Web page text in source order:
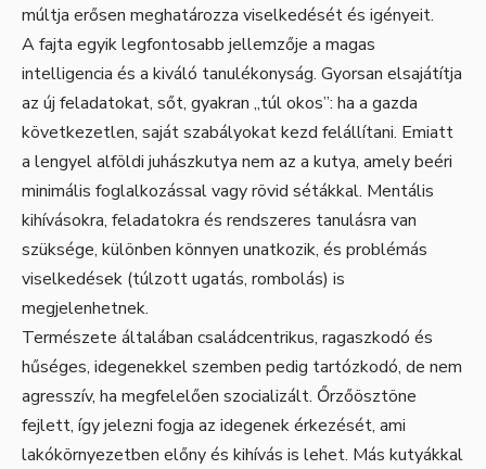
múltja erősen meghatározza viselkedését és igényeit.
A fajta egyik legfontosabb jellemzője a magas
intelligencia és a kiváló tanulékonyság. Gyorsan elsajátítja
az új feladatokat, sőt, gyakran „túl okos”: ha a gazda
következetlen, saját szabályokat kezd felállítani. Emiatt
a lengyel alföldi juhászkutya nem az a kutya, amely beéri
minimális foglalkozással vagy rövid sétákkal. Mentális
kihívásokra, feladatokra és rendszeres tanulásra van
szüksége, különben könnyen unatkozik, és problémás
viselkedések (túlzott ugatás, rombolás) is
megjelenhetnek.
Természete általában családcentrikus, ragaszkodó és
hűséges, idegenekkel szemben pedig tartózkodó, de nem
agresszív, ha megfelelően szocializált. Őrzőösztöne
fejlett, így jelezni fogja az idegenek érkezését, ami
lakókörnyezetben előny és kihívás is lehet. Más kutyákkal